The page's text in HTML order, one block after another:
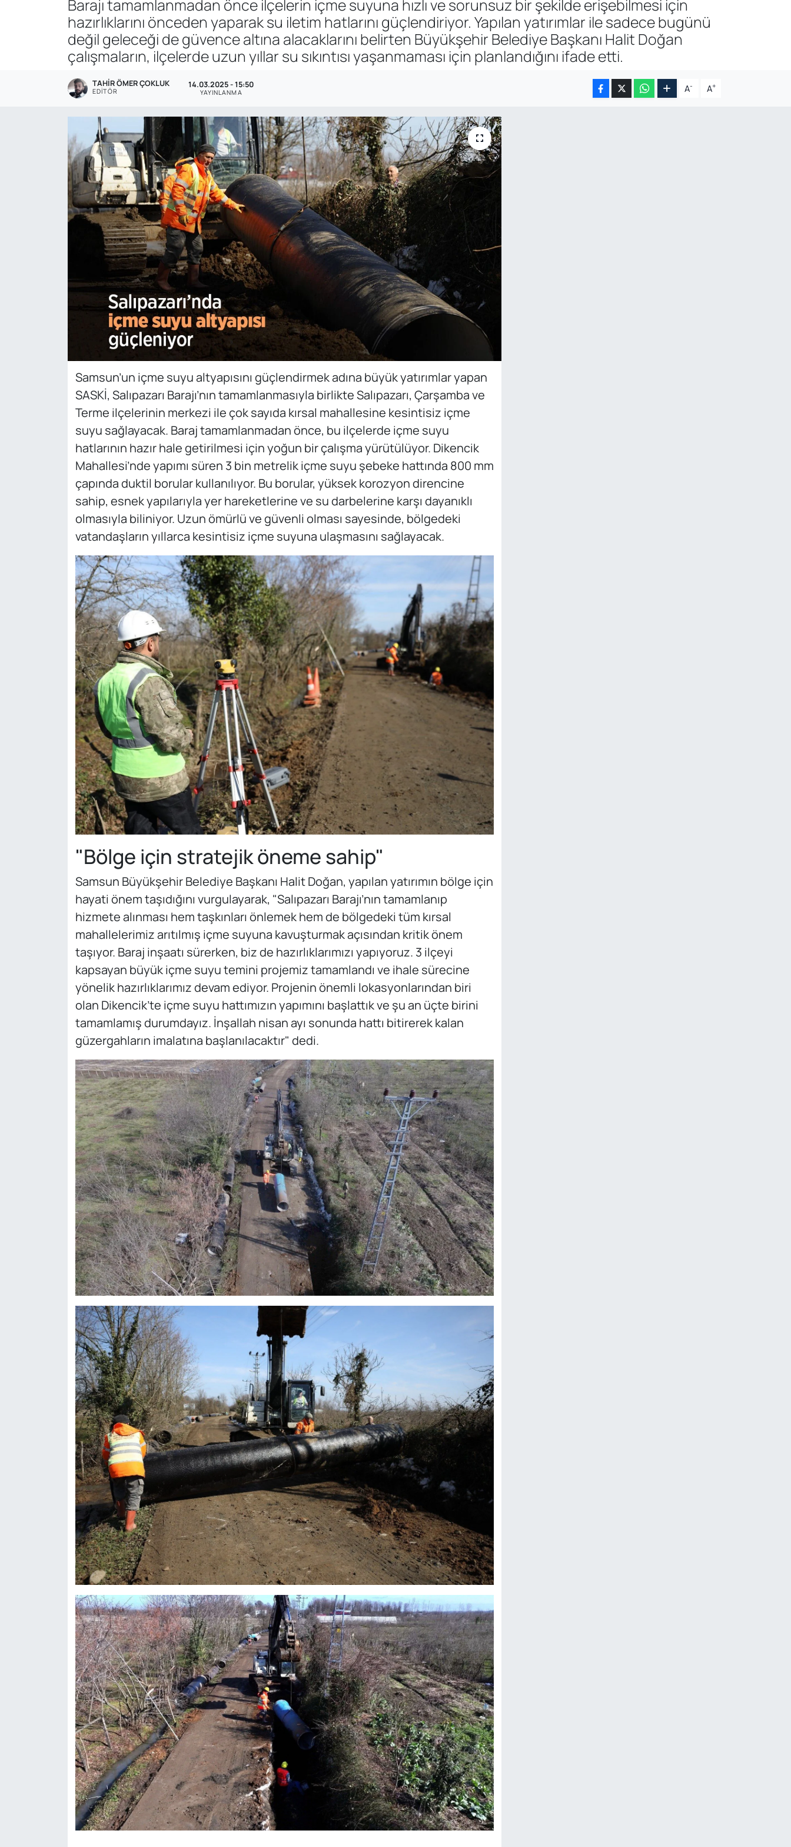
Barajı tamamlanmadan önce ilçelerin içme suyuna hızlı ve sorunsuz bir şekilde erişebilmesi için
hazırlıklarını önceden yaparak su iletim hatlarını güçlendiriyor. Yapılan yatırımlar ile sadece bugünü
değil geleceği de güvence altına alacaklarını belirten Büyükşehir Belediye Başkanı Halit Doğan
çalışmaların, ilçelerde uzun yıllar su sıkıntısı yaşanmaması için planlandığını ifade etti.
TAHIR ÖMER ÇOKLUK
EDITÖR
14.03.2025 - 15:50
YAYINLANMA A- A+
Samsun’un içme suyu altyapısını güçlendirmek adına büyük yatırımlar yapan
SASKİ, Salıpazarı Barajı’nın tamamlanmasıyla birlikte Salıpazarı, Çarşamba ve
Terme ilçelerinin merkezi ile çok sayıda kırsal mahallesine kesintisiz içme
suyu sağlayacak. Baraj tamamlanmadan önce, bu ilçelerde içme suyu
hatlarının hazır hale getirilmesi için yoğun bir çalışma yürütülüyor. Dikencik
Mahallesi’nde yapımı süren 3 bin metrelik içme suyu şebeke hattında 800 mm
çapında duktil borular kullanılıyor. Bu borular, yüksek korozyon direncine
sahip, esnek yapılarıyla yer hareketlerine ve su darbelerine karşı dayanıklı
olmasıyla biliniyor. Uzun ömürlü ve güvenli olması sayesinde, bölgedeki
vatandaşların yıllarca kesintisiz içme suyuna ulaşmasını sağlayacak.
"Bölge için stratejik öneme sahip"
Samsun Büyükşehir Belediye Başkanı Halit Doğan, yapılan yatırımın bölge için
hayati önem taşıdığını vurgulayarak, "Salıpazarı Barajı’nın tamamlanıp
hizmete alınması hem taşkınları önlemek hem de bölgedeki tüm kırsal
mahallelerimiz arıtılmış içme suyuna kavuşturmak açısından kritik önem
taşıyor. Baraj inşaatı sürerken, biz de hazırlıklarımızı yapıyoruz. 3 ilçeyi
kapsayan büyük içme suyu temini projemiz tamamlandı ve ihale sürecine
yönelik hazırlıklarımız devam ediyor. Projenin önemli lokasyonlarından biri
olan Dikencik’te içme suyu hattımızın yapımını başlattık ve şu an üçte birini
tamamlamış durumdayız. İnşallah nisan ayı sonunda hattı bitirerek kalan
güzergahların imalatına başlanılacaktır" dedi.
Gündem
Özel Haber
Siyaset